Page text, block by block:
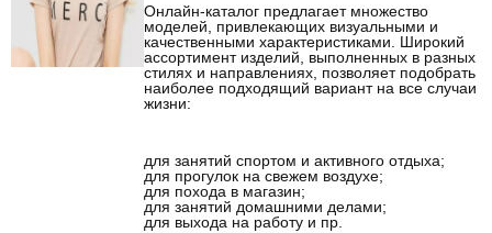
Онлайн-каталог предлагает множество
моделей, привлекающих визуальными и
качественными характеристиками. Широкий
ассортимент изделий, выполненных в разных
стилях и направлениях, позволяет подобрать
наиболее подходящий вариант на все случаи
жизни:
для занятий спортом и активного отдыха;
для прогулок на свежем воздухе;
для похода в магазин;
для занятий домашними делами;
для выхода на работу и пр.